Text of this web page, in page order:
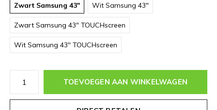
Zwart Samsung 43" Wit Samsung 43"
Zwart Samsung 43" TOUCHscreen
Wit Samsung 43" TOUCHscreen
TOEVOEGEN AAN WINKELWAGEN